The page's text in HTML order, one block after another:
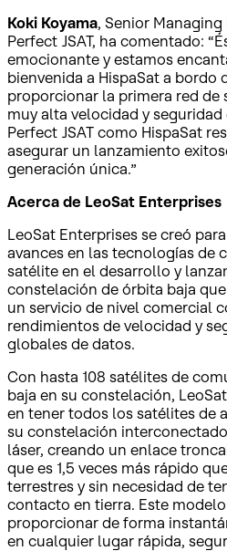
Koki Koyama, Senior
Perfect JSAT, ha comentado:
emocionante y estamos
bienvenida a HispaSat a bordo
proporcionar la primera red de
muy alta velocidad y seguridad
Perfect JSAT como HispaSat
asegurar un lanzamiento
generación única.”
Acerca de LeoSat Enterprises
LeoSat Enterprises se creó
avances en las tecnologías de
satélite en el desarrollo y
constelación de órbita baja
un servicio de nivel comercial
rendimientos de velocidad y
globales de datos.
Con hasta 108 satélites de
baja en su constelación,
en tener todos los satélites de
su constelación
láser, creando un enlace
que es 1,5 veces más rápido
terrestres y sin necesidad de
contacto en tierra. Este
proporcionar de forma
en cualquier lugar rápida,